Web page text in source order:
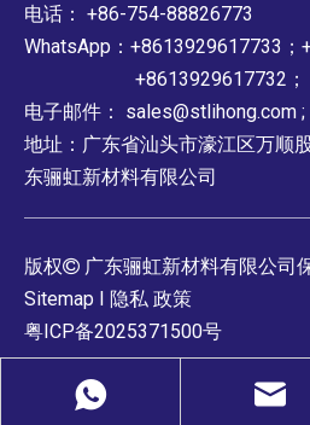
电话： +86-754-88826773
WhatsApp：+8613929617733；
+8613929617732；
电子邮件： sales@stlihong.com ;
地址：广东省汕头市濠江区万顺
东骊虹新材料有限公司
版权 广东骊虹新材料有限公司
Sitemap I 隐私 政策
粤ICP备2025371500号